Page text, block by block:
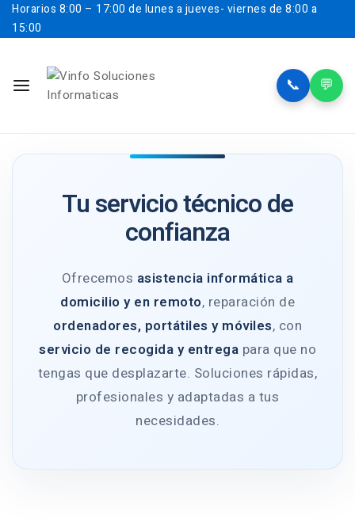
Horarios 8:00 – 17:00 de lunes a jueves- viernes de 8:00 a
15:00
📞 💬
Tu servicio técnico de
confianza
Ofrecemos asistencia informática a
domicilio y en remoto, reparación de
ordenadores, portátiles y móviles, con
servicio de recogida y entrega para que no
tengas que desplazarte. Soluciones rápidas,
profesionales y adaptadas a tus
necesidades.